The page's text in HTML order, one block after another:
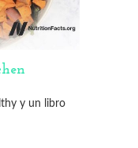
y un libro